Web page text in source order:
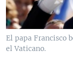
VENEZUELA
BRASIL
NICARAGUA
ECONOMÍA
TECNOLOGÍA
MULTIMEDIA
VIDEOS
FOTOGRAFÍA
PROGRAMAS TV
EL MUNDO AL DÍA
RADIO
El papa Francisco
el Vaticano.